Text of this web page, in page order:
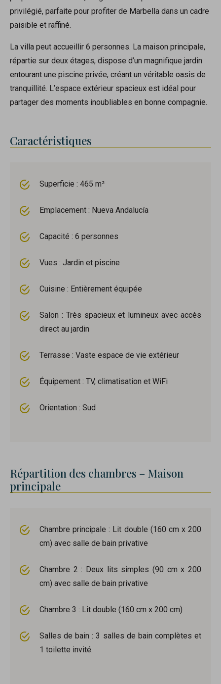
privilégié, parfaite pour profiter de Marbella dans un cadre
paisible et raffiné.
La villa peut accueillir 6 personnes. La maison principale,
répartie sur deux étages, dispose d’un magnifique jardin
entourant une piscine privée, créant un véritable oasis de
tranquillité. L’espace extérieur spacieux est idéal pour
partager des moments inoubliables en bonne compagnie.
Caractéristiques
Superficie : 465 m²
Emplacement : Nueva Andalucía
Capacité : 6 personnes
Vues : Jardin et piscine
Cuisine : Entièrement équipée
Salon : Très spacieux et lumineux avec accès
direct au jardin
Terrasse : Vaste espace de vie extérieur
Équipement : TV, climatisation et WiFi
Orientation : Sud
Répartition des chambres – Maison
principale
Chambre principale : Lit double (160 cm x 200
cm) avec salle de bain privative
Chambre 2 : Deux lits simples (90 cm x 200
cm) avec salle de bain privative
Chambre 3 : Lit double (160 cm x 200 cm)
Salles de bain : 3 salles de bain complètes et
1 toilette invité.